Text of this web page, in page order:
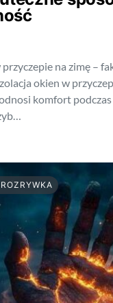
na zimę –
okien w
komfort